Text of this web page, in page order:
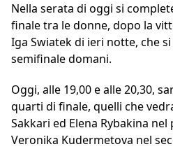
Nella serata di oggi si
finale tra le donne, dopo la
Iga Swiatek di ieri notte, che
semifinale domani.
Oggi, alle 19,00 e alle 20,30,
quarti di finale, quelli che
Sakkari ed Elena Rybakina
Veronika Kudermetova nel